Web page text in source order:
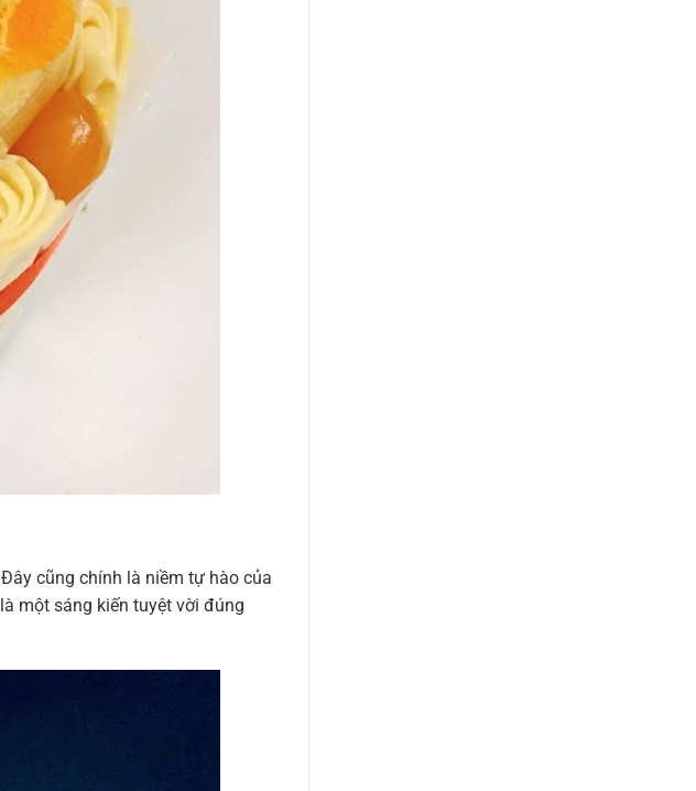
cũng chính là niềm tự hào của
một sáng kiến tuyệt vời đúng